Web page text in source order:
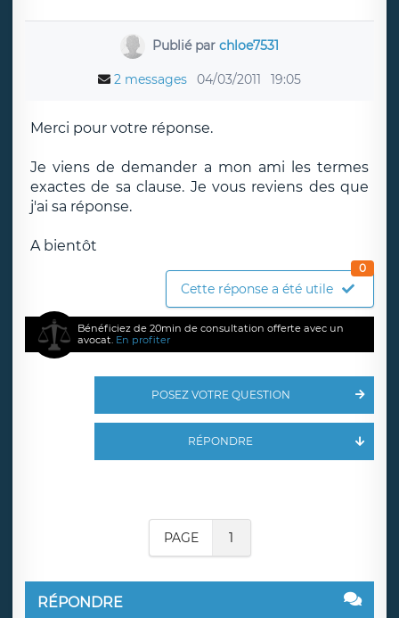
Publié par chloe7531
2 messages 04/03/2011 19:05
Merci pour votre réponse.
Je viens de demander a mon ami les termes
exactes de sa clause. Je vous reviens des que
j'ai sa réponse.
A bientôt
Cette réponse a été utile
0
Bénéficiez de 20min de consultation offerte avec un
avocat. En profiter
POSEZ VOTRE QUESTION
RÉPONDRE
PAGE 1
RÉPONDRE